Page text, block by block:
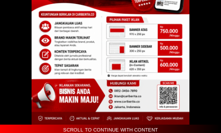
SCROLL TO CONTINUE WITH CONTENT